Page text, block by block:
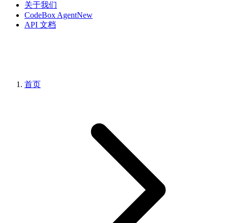
关于我们
CodeBox AgentNew
API 文档
首页